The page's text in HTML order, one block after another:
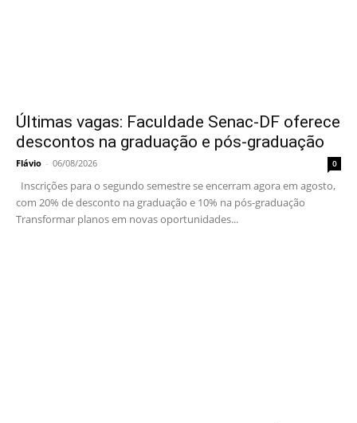
Últimas vagas: Faculdade Senac-DF oferece
descontos na graduação e pós-graduação
Flávio - 06/08/2026 0
Inscrições para o segundo semestre se encerram agora em agosto,
com 20% de desconto na graduação e 10% na pós-graduação
Transformar planos em novas oportunidades...